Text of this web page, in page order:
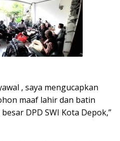
, saya mengucapkan
maaf lahir dan batin
DPD SWI Kota Depok,”